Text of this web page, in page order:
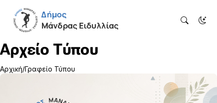
Αρχείο Τύπου
Αρχική Γραφείο Τύπου